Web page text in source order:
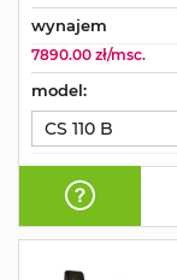
wynajem
7890.00 zł/msc.
model:
CS 110 B